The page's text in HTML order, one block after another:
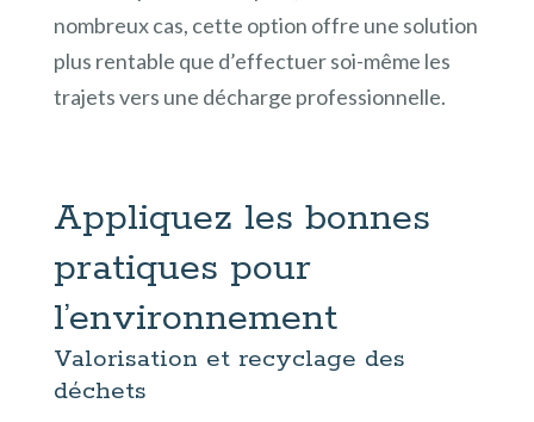
nombreux cas, cette option offre une solution
plus rentable que d’effectuer soi-même les
trajets vers une décharge professionnelle.
Appliquez les bonnes
pratiques pour
l’environnement
Valorisation et recyclage des
déchets